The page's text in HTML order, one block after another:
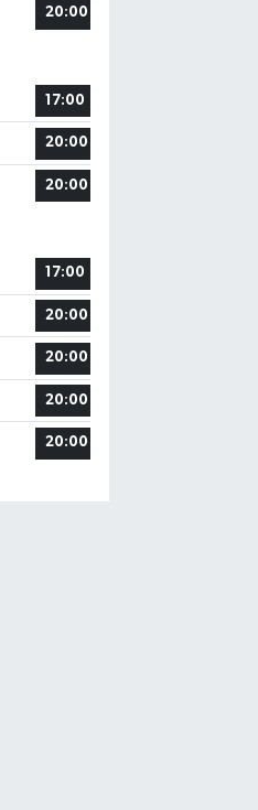
20:00
17:00
20:00
20:00
17:00
20:00
20:00
20:00
20:00